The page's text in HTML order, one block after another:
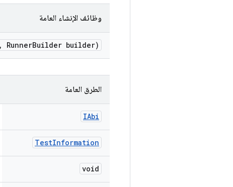
وظائف الإنشاء العامة
, RunnerBuilder builder)
الطرق العامة
IAbi
TestInformation
void